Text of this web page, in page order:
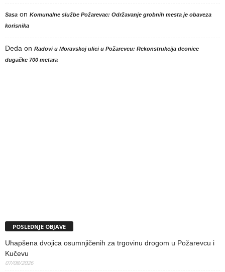
Sasa on Komunalne službe Požarevac: Održavanje grobnih mesta je obaveza
korisnika
Deda on Radovi u Moravskoj ulici u Požarevcu: Rekonstrukcija deonice
dugačke 700 metara
POSLEDNJE OBJAVE
Uhapšena dvojica osumnjičenih za trgovinu drogom u Požarevcu i
Kučevu
07/08/2026